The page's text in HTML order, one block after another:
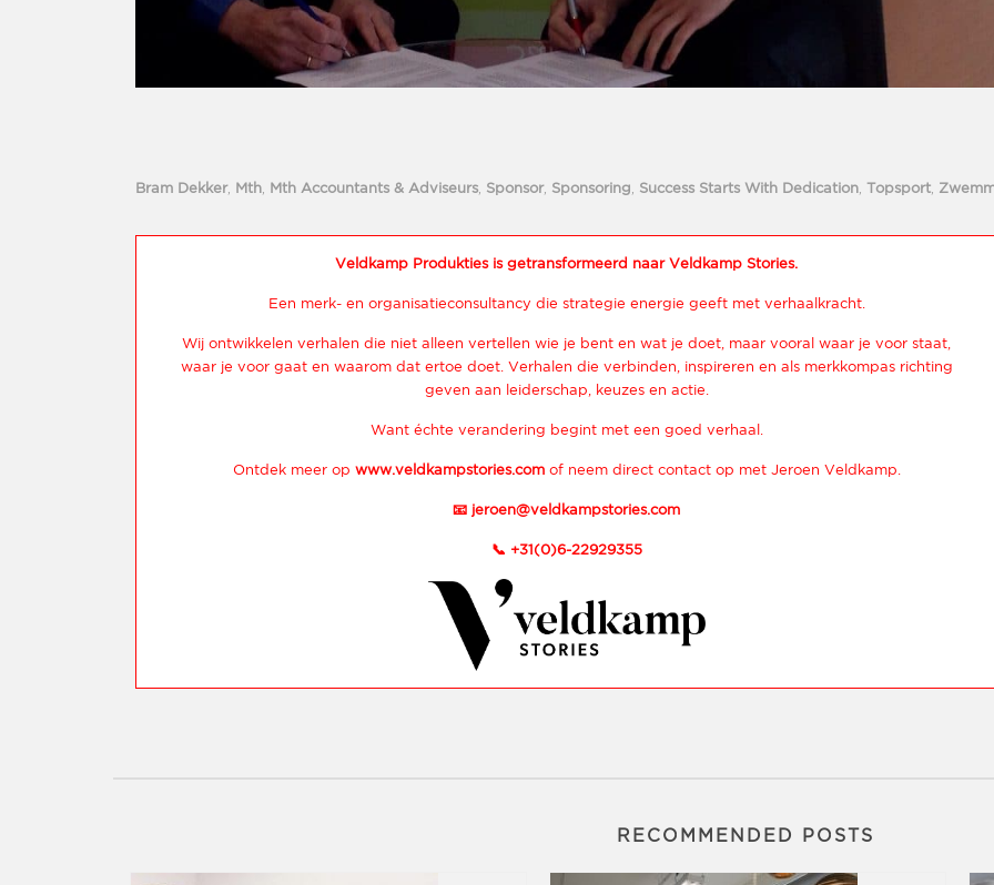
Bram Dekker, Mth Mth Accountants & Adviseurs Sponsor, Sponsoring Success Starts With Dedication Topsport
Veldkamp Produkties is getransformeerd naar Veldkamp Stories.
Een merk- en organisatieconsultancy die strategie energie geeft met verhaalkracht.
Wij ontwikkelen verhalen die niet alleen vertellen wie je bent en wat je doet, maar vooral waar je voor staat,
waar je voor gaat en waarom dat ertoe doet. Verhalen die verbinden, inspireren en als merkkompas richting
geven aan leiderschap, keuzes en actie.
Want échte verandering begint met een goed verhaal.
Ontdek meer op www.veldkampstories.comof neem direct contact op met Jeroen Veldkamp.
📧 jeroen@veldkampstories.com
📞 +31(0)6-22929355
RECOMMENDED POSTS